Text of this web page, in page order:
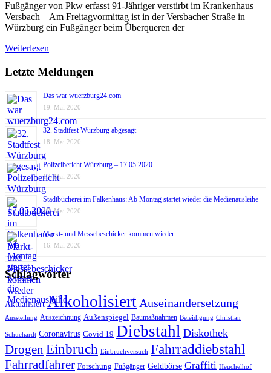
Fußgänger von Pkw erfasst 91-Jähriger verstirbt im Krankenhaus
Versbach – Am Freitagvormittag ist in der Versbacher Straße in
Würzburg ein Fußgänger beim Überqueren der
Weiterlesen
Letzte Meldungen
Das war wuerzburg24.com
19. Mai 2020
32. Stadtfest Würzburg abgesagt
18. Mai 2020
Polizeibericht Würzburg – 17.05.2020
17. Mai 2020
Stadtbücherei im Falkenhaus: Ab Montag startet wieder die Medienausleihe
17. Mai 2020
Markt- und Messebeschicker kommen wieder
16. Mai 2020
Schlagwörter
Aktualisiert Alkoholisiert Auseinandersetzung
Ausstellung Auszeichnung Außenspiegel Baumaßnahmen Beleidigung Christian
Schuchardt Coronavirus Covid 19 Diebstahl Diskothek
Drogen Einbruch Einbruchversuch Fahrraddiebstahl
Fahrradfahrer Forschung Fußgänger Geldbörse Graffiti Heuchelhof